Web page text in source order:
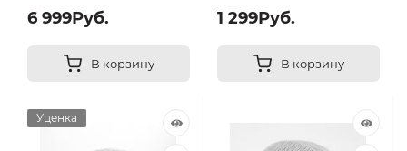
6 999Руб.
В корзину
1 299Руб.
В корзину
Уценка